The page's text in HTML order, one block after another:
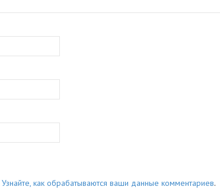
Узнайте, как обрабатываются ваши данные комментариев.